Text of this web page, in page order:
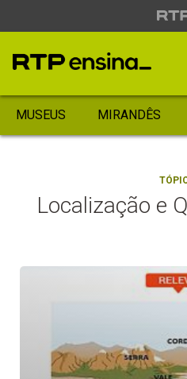
MUSEUS MIRANDÊS
Localização e